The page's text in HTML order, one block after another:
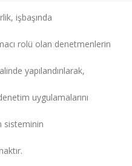
işbaşında
rolü olan denetmenlerin
yapılandırılarak,
uygulamalarını
sisteminin